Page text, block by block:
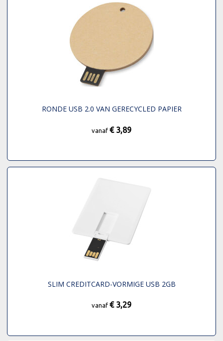
RONDE USB 2.0 VAN GERECYCLED PAPIER
vanaf € 3,89
SLIM CREDITCARD-VORMIGE USB 2GB
vanaf € 3,29